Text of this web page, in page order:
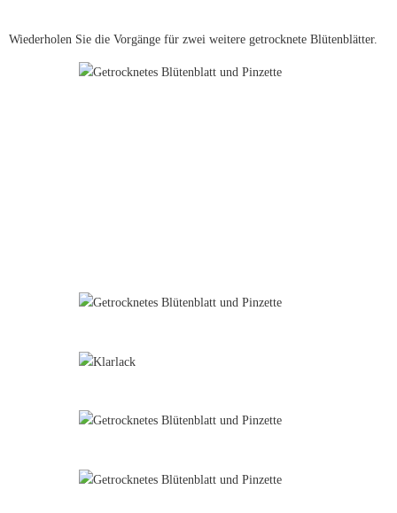
Wiederholen Sie die Vorgänge für zwei weitere getrocknete Blütenblätter.